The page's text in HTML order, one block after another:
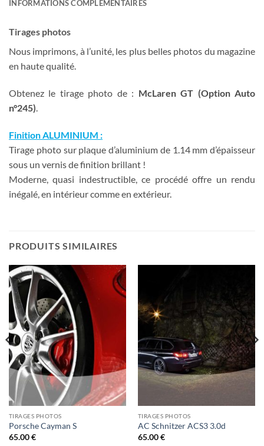
INFORMATIONS COMPLÉMENTAIRES
Tirages photos
Nous imprimons, à l’unité, les plus belles photos du magazine
en haute qualité.
Obtenez le tirage photo de : McLaren GT (Option Auto
n°245)
Finition ALUMINIUM :
Tirage photo sur plaque d’aluminium de 1.14 mm d’épaisseur
sous un vernis de finition brillant !
Moderne, quasi indestructible, ce procédé offre un rendu
inégalé, en intérieur comme en extérieur.
PRODUITS SIMILAIRES
TIRAGES PHOTOS
Porsche Cayman S
65.00€
TIRAGES PHOTOS
AC Schnitzer ACS3 3.0d
65.00€